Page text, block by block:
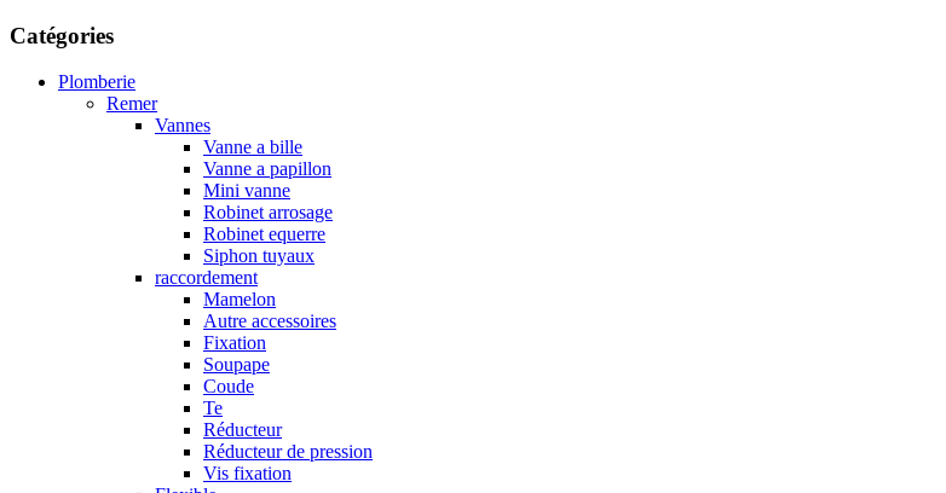
Catégories
Plomberie
Remer
Vannes
Vanne a bille
Vanne a papillon
Mini vanne
Robinet arrosage
Robinet equerre
Siphon tuyaux
raccordement
Mamelon
Autre accessoires
Fixation
Soupape
Coude
Te
Réducteur
Réducteur de pression
Vis fixation